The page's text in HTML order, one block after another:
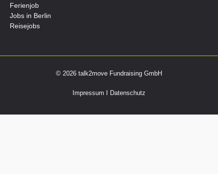
Ferienjob
Jobs in Berlin
Reisejobs
© 2026 talk2move Fundraising GmbH
Impressum I Datenschutz